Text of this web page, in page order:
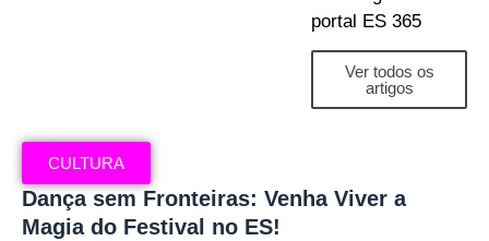
portal ES 365
Ver todos os
artigos
CULTURA
Dança sem Fronteiras: Venha Viver a
Magia do Festival no ES!